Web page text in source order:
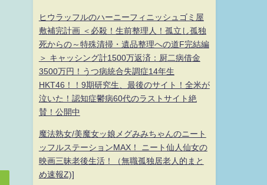
ヒウラッフルのハーニーフィニッシュゴミ屋
敷補完計画 ＜必殺！生前整理人！孤立し孤独
死からの～特殊清掃・遺品整理への道F完結編
＞ キャッシング計1500万返済：厨二病借金
3500万円！うつ病統合失調症14年生
HKT46！！9期研究生、最後のサイト！全米が
泣いた！認知症鬱病60代のラストサイト絶
賛！公開中
魔法熟女/美魔女ッ娘メグみみちゃんのニート
ッフルステーションMAX！ ニート仙人仙女の
映画三昧老後生活！（無職孤独居老人的まと
め速報Z)]